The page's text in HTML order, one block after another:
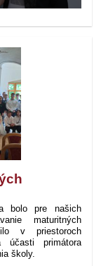
bolo pre našich
maturitných
v priestoroch
primátora
školy.